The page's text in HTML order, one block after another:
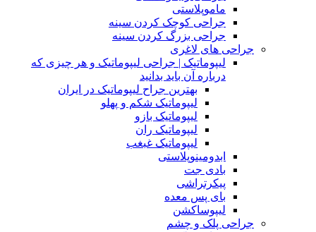
ماموپلاستی
جراحی کوچک کردن سینه
جراحی بزرگ کردن سینه
جراحی های لاغری
لیپوماتیک | جراحی لیپوماتیک و هر چیزی که
درباره آن باید بدانید
بهترین جراح لیپوماتیک در ایران
لیپوماتیک شکم و پهلو
لیپوماتیک بازو
لیپوماتیک ران
لیپوماتیک غبغب
ابدومینوپلاستی
بادی‌ جت
پیکرتراشی
بای پس معده
لیپوساکشن
جراحی پلک و چشم